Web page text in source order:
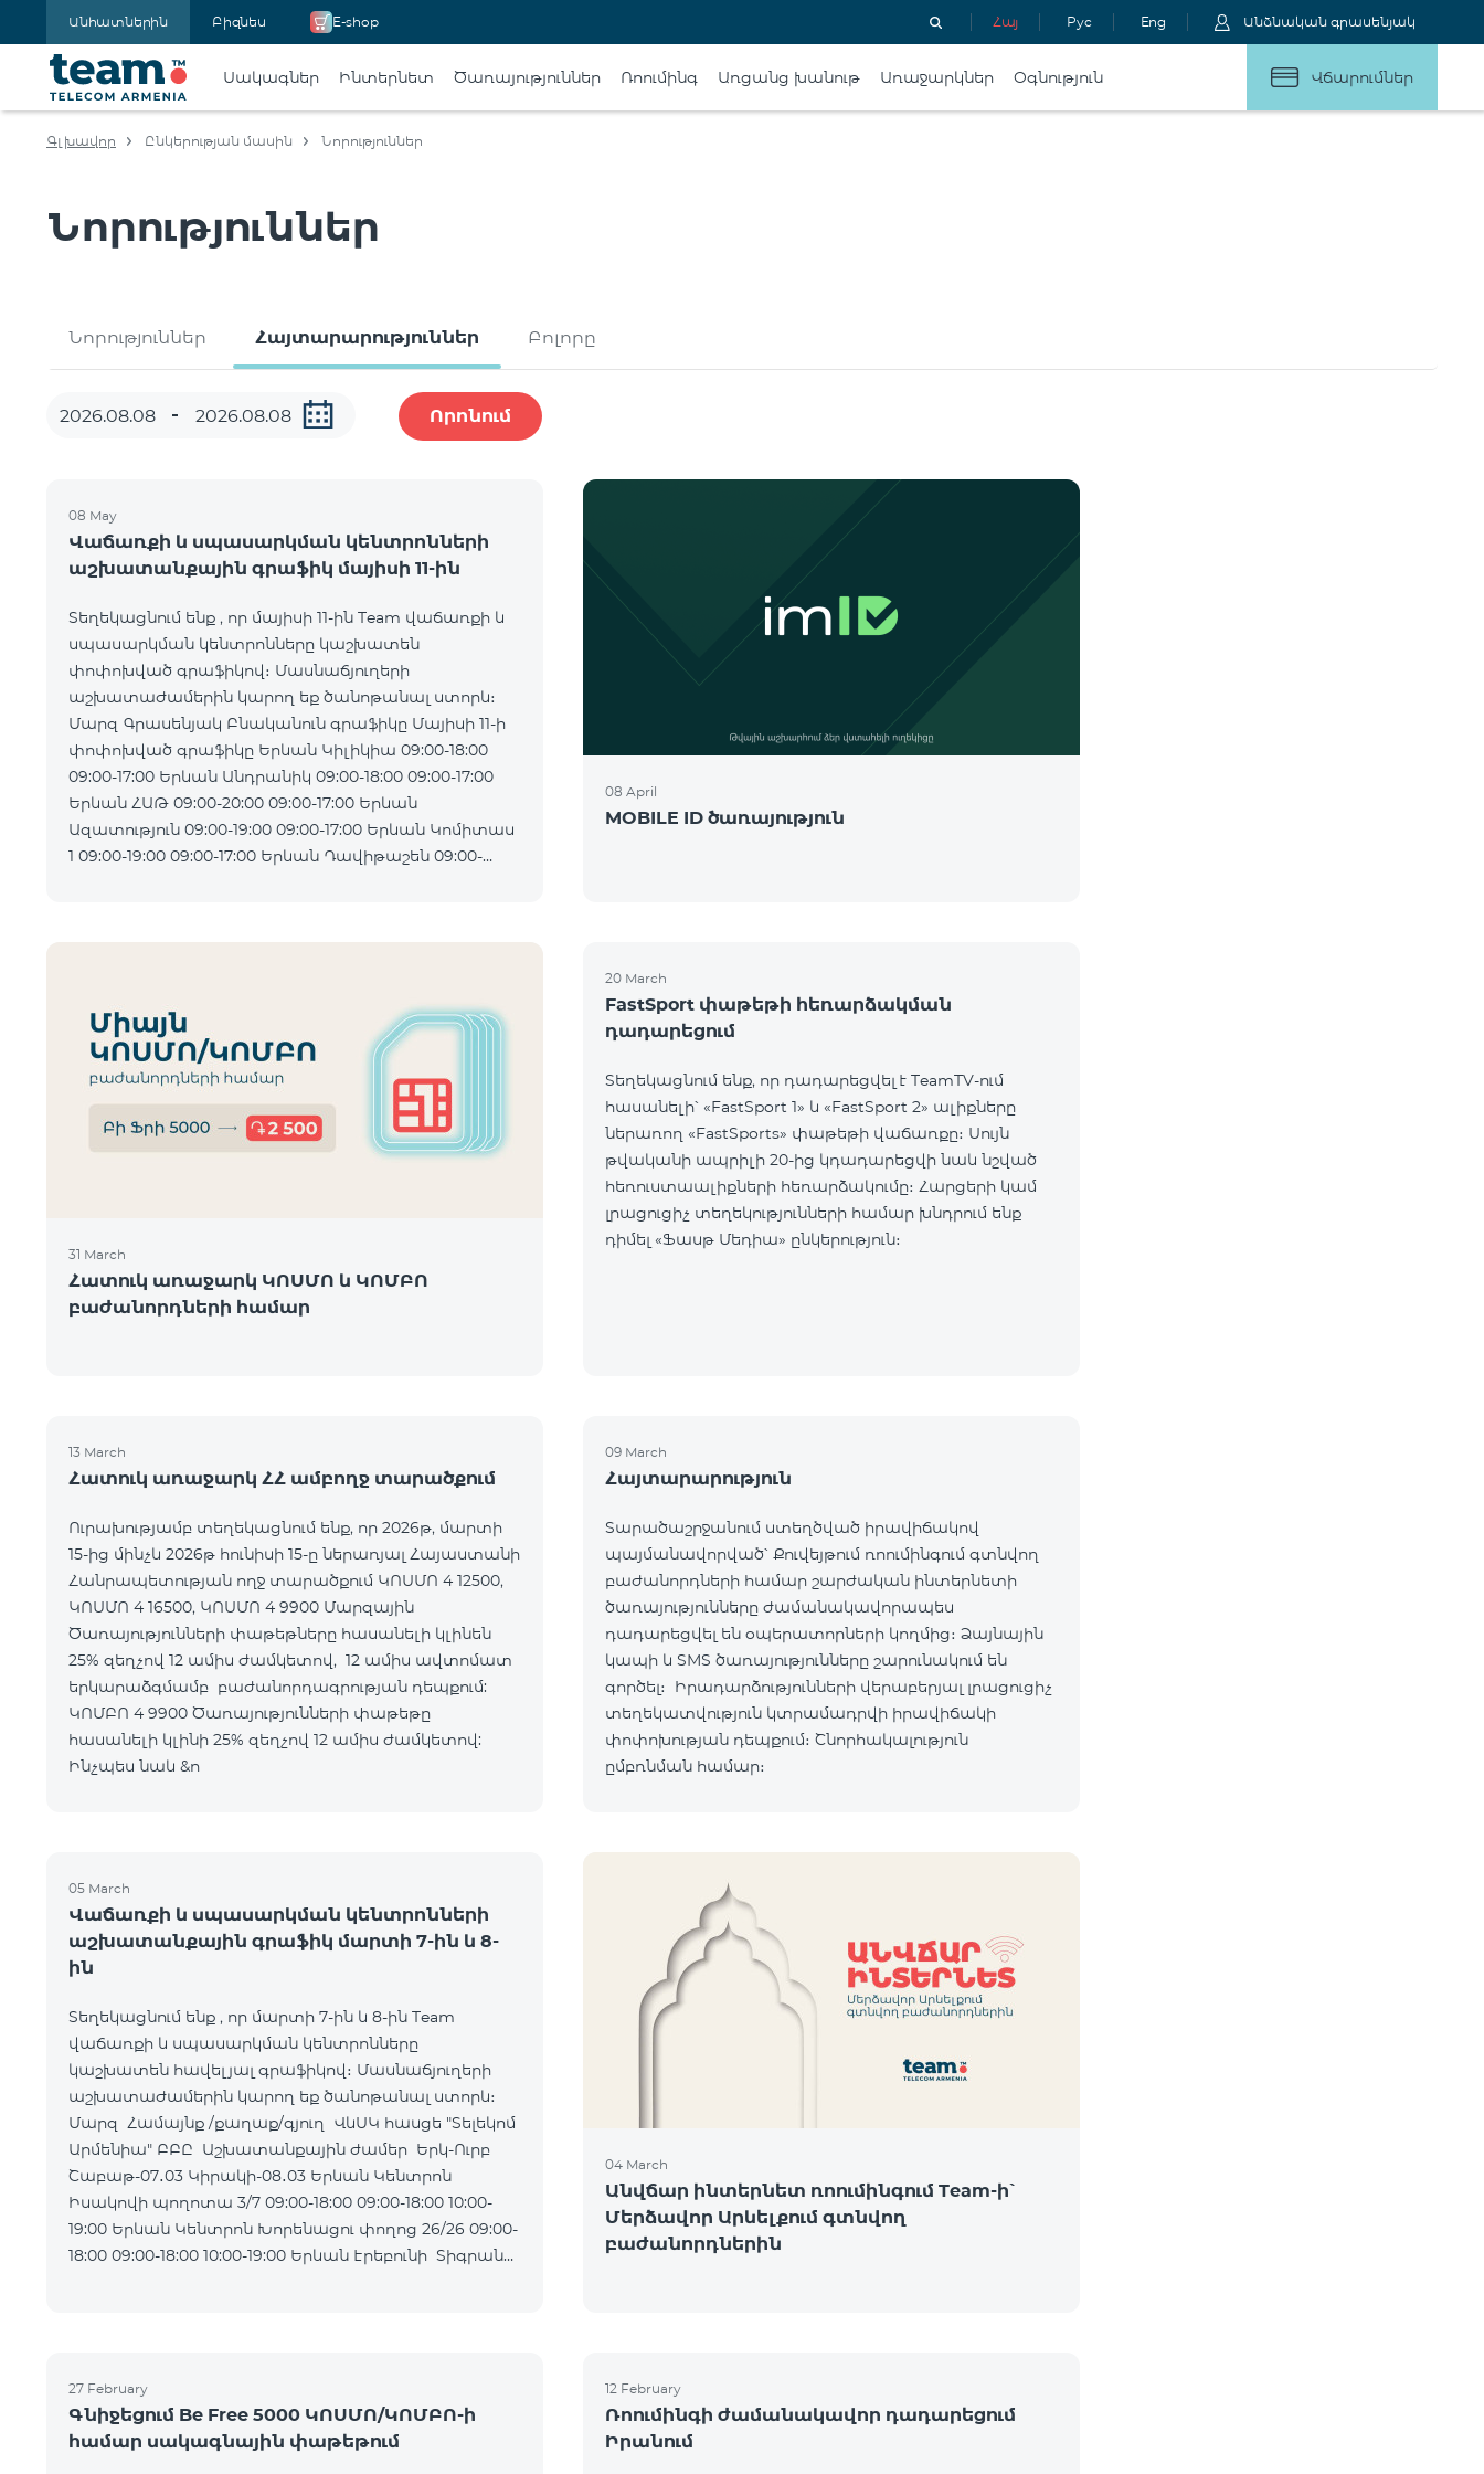
Անհատներին Բիզնես E-shop Հայ Рус Eng Անձնական գրասենյակ
Սակագներ Ինտերնետ Ծառայություններ Ռոումինգ Առցանց խանութ Առաջարկներ Օգնություն Վճարումներ
Գլխավոր Ընկերության մասին Նորություններ
Նորություններ
Նորություններ Հայտարարություններ Բոլորը
Որոնում
08 May
Վաճառքի և սպասարկման կենտրոնների
աշխատանքային գրաֆիկ մայիսի 11-ին
Տեղեկացնում ենք , որ մայիսի 11-ին Team վաճառքի և
սպասարկման կենտրոնները կաշխատեն
փոփոխված գրաֆիկով։ Մասնաճյուղերի
աշխատաժամերին կարող եք ծանոթանալ ստորև։
Մարզ Գրասենյակ Բնականուն գրաֆիկը Մայիսի 11-ի
փոփոխված գրաֆիկը Երևան Կիլիկիա 09:00-18:00
09:00-17:00 Երևան Անդրանիկ 09:00-18:00 09:00-17:00
Երևան ՀԱԹ 09:00-20:00 09:00-17:00 Երևան
Ազատություն 09:00-19:00 09:00-17:00 Երևան Կոմիտաս
1 09:00-19:00 09:00-17:00 Երևան Դավիթաշեն 09:00-
08 April
MOBILE ID ծառայություն
31 March
Հատուկ առաջարկ ԿՈՍՄՈ և ԿՈՄԲՈ
բաժանորդների համար
20 March
FastSport փաթեթի հեռարձակման
դադարեցում
Տեղեկացնում ենք, որ դադարեցվել է TeamTV-ում
հասանելի՝ «FastSport 1» և «FastSport 2» ալիքները
ներառող «FastSports» փաթեթի վաճառքը։ Սույն
թվականի ապրիլի 20-ից կդադարեցվի նաև նշված
հեռուստաալիքների հեռարձակումը։ Հարցերի կամ
լրացուցիչ տեղեկությունների համար խնդրում ենք
դիմել «Ֆասթ Մեդիա» ընկերություն։
13 March
Հատուկ առաջարկ ՀՀ ամբողջ տարածքում
Ուրախությամբ տեղեկացնում ենք, որ 2026թ, մարտի
15-ից մինչև 2026թ հունիսի 15-ը ներառյալ Հայաստանի
Հանրապետության ողջ տարածքում ԿՈՍՄՈ 4 12500,
ԿՈՍՄՈ 4 16500, ԿՈՍՄՈ 4 9900 Մարզային
Ծառայությունների փաթեթները հասանելի կլինեն
25% զեղչով 12 ամիս ժամկետով, 12 ամիս ավտոմատ
երկարաձգմամբ բաժանորդագրության դեպքում:
ԿՈՄԲՈ 4 9900 Ծառայությունների փաթեթը
հասանելի կլինի 25% զեղչով 12 ամիս ժամկետով:
Ինչպես նաև &n
09 March
Հայտարարություն
Տարածաշրջանում ստեղծված իրավիճակով
պայմանավորված՝ Քուվեյթում ռոումինգում գտնվող
բաժանորդների համար շարժական ինտերնետի
ծառայությունները ժամանակավորապես
դադարեցվել են օպերատորների կողմից։ Ձայնային
կապի և SMS ծառայությունները շարունակում են
գործել։ Իրադարձությունների վերաբերյալ լրացուցիչ
տեղեկատվություն կտրամադրվի իրավիճակի
փոփոխության դեպքում։ Շնորհակալություն
ըմբռնման համար։
05 March
Վաճառքի և սպասարկման կենտրոնների
աշխատանքային գրաֆիկ մարտի 7-ին և 8-
ին
Տեղեկացնում ենք , որ մարտի 7-ին և 8-ին Team
վաճառքի և սպասարկման կենտրոնները
կաշխատեն հավելյալ գրաֆիկով։ Մասնաճյուղերի
աշխատաժամերին կարող եք ծանոթանալ ստորև։
Մարզ Համայնք /քաղաք/գյուղ ՎևՍԿ հասցե "Տելեկոմ
Արմենիա" ԲԲԸ Աշխատանքային ժամեր Երկ-Ուրբ
Շաբաթ-07․03 Կիրակի-08․03 Երևան Կենտրոն
Իսակովի պողոտա 3/7 09:00-18:00 09:00-18:00 10:00-
19:00 Երևան Կենտրոն Խորենացու փողոց 26/26 09:00-
18:00 09:00-18:00 10:00-19:00 Երևան Էրեբունի Տիգրան
04 March
Անվճար ինտերնետ ռոումինգում Team-ի՝
Մերձավոր Արևելքում գտնվող
բաժանորդներին
27 February
Գնիջեցում Be Free 5000 ԿՈՍՄՈ/ԿՈՄԲՈ-ի
համար սակագնային փաթեթում
12 February
Ռոումինգի ժամանակավոր դադարեցում
Իրանում